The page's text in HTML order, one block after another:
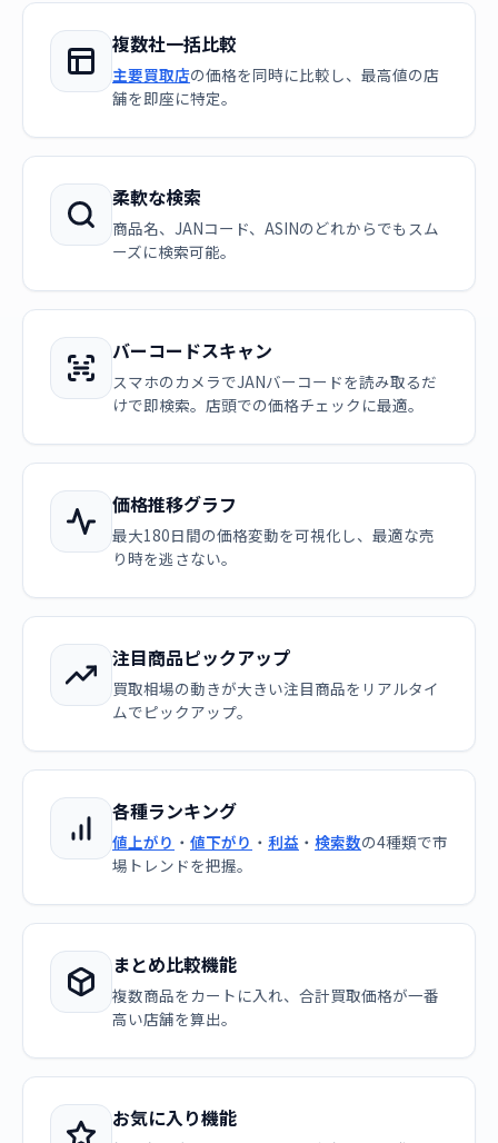
複数社一括比較
主要買取店の価格を同時に比較し、最高値の店
舗を即座に特定。
柔軟な検索
商品名、JANコード、ASINのどれからでもスム
ーズに検索可能。
バーコードスキャン
スマホのカメラでJANバーコードを読み取るだ
けで即検索。店頭での価格チェックに最適。
価格推移グラフ
最大180日間の価格変動を可視化し、最適な売
り時を逃さない。
注目商品ピックアップ
買取相場の動きが大きい注目商品をリアルタイ
ムでピックアップ。
各種ランキング
値上がり ・ 値下がり ・ 利益 ・ 検索数の4種類で市
場トレンドを把握。
まとめ比較機能
複数商品をカートに入れ、合計買取価格が一番
高い店舗を算出。
お気に入り機能